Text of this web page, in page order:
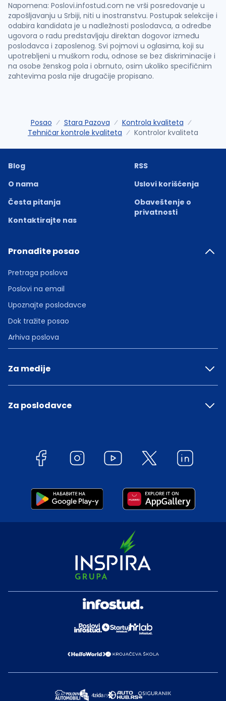
Napomena: Poslovi.infostud.com ne vrši posredovanje u
zapošljavanju u Srbiji, niti u inostranstvu. Postupak selekcije i
odabira kandidata je u nadležnosti poslodavca, a odredbe
ugovora o radu predstavljaju direktan dogovor između
poslodavca i zaposlenog. Svi pojmovi u oglasima, koji su
upotrebljeni u muškom rodu, odnose se bez diskriminacije i
na osobe ženskog pola i obrnuto, osim ukoliko specifičnim
zahtevima posla nije drugačije propisano.
Posao Stara Pazova
Kontrola kvaliteta
Tehničar kontrole kvaliteta
Kontrolor kvaliteta
Blog
O nama
Česta pitanja
Kontaktirajte nas
RSS
Uslovi korišćenja
Obaveštenje o
privatnosti
Pronađite posao
Pretraga poslova
Poslovi na email
Upoznajte poslodavce
Dok tražite posao
Arhiva poslova
Za medije
Za poslodavce